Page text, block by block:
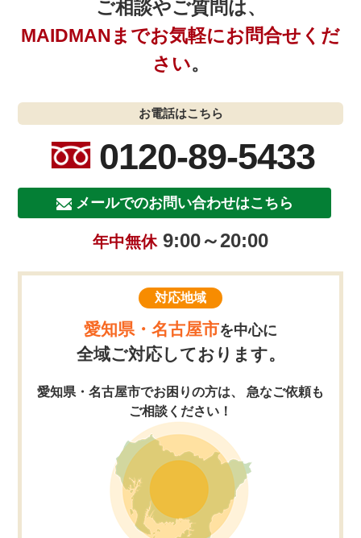
ご相談やご質問は、
MAIDMANまでお気軽にお問合せくだ
さい。
お電話はこちら
0120-89-5433
メールでのお問い合わせはこちら
年中無休9:00～20:00
対応地域
愛知県・名古屋市を中心に
全域ご対応しております。
愛知県・名古屋市でお困りの方は、 急なご依頼も
ご相談ください！